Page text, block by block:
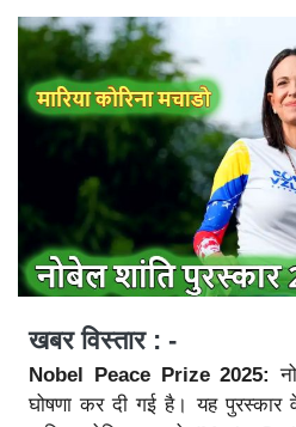
खबर विस्तार : -
Nobel Peace Prize 2025:
घोषणा कर दी गई है। यह पुरस्कार